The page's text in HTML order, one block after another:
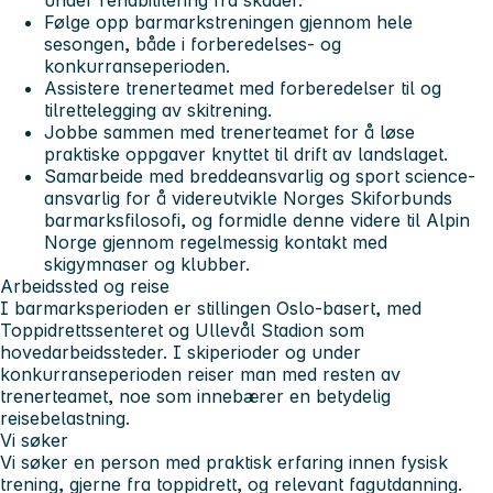
Følge opp barmarkstreningen gjennom hele
sesongen, både i forberedelses- og
konkurranseperioden.
Assistere trenerteamet med forberedelser til og
tilrettelegging av skitrening.
Jobbe sammen med trenerteamet for å løse
praktiske oppgaver knyttet til drift av landslaget.
Samarbeide med breddeansvarlig og sport science-
ansvarlig for å videreutvikle Norges Skiforbunds
barmarksfilosofi, og formidle denne videre til Alpin
Norge gjennom regelmessig kontakt med
skigymnaser og klubber.
Arbeidssted og reise
I barmarksperioden er stillingen Oslo-basert, med
Toppidrettssenteret og Ullevål Stadion som
hovedarbeidssteder. I skiperioder og under
konkurranseperioden reiser man med resten av
trenerteamet, noe som innebærer en betydelig
reisebelastning.
Vi søker
Vi søker en person med praktisk erfaring innen fysisk
trening, gjerne fra toppidrett, og relevant fagutdanning.